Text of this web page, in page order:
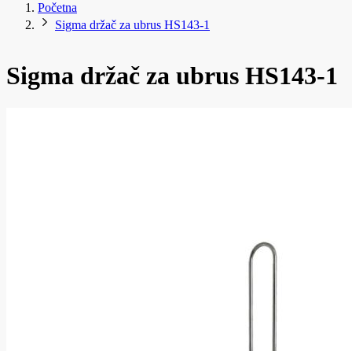
Početna
Sigma držač za ubrus HS143-1
Sigma držač za ubrus HS143-1